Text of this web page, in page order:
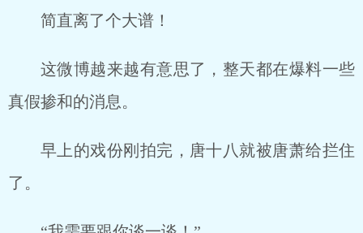
简直离了个大谱！
这微博越来越有意思了，整天都在爆料一些
真假掺和的消息。
早上的戏份刚拍完，唐十八就被唐萧给拦住
了。